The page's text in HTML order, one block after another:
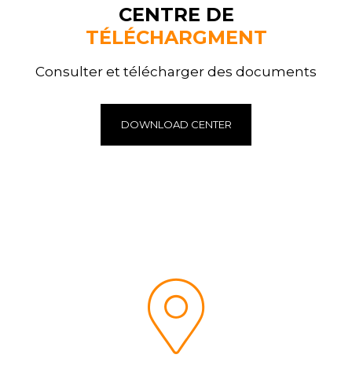
CENTRE DE
TÉLÉCHARGMENT
Consulter et télécharger des documents
DOWNLOAD CENTER